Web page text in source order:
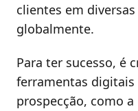
clientes em
globalmente.
Para ter sucesso, é
ferramentas digitais
prospecção, como a